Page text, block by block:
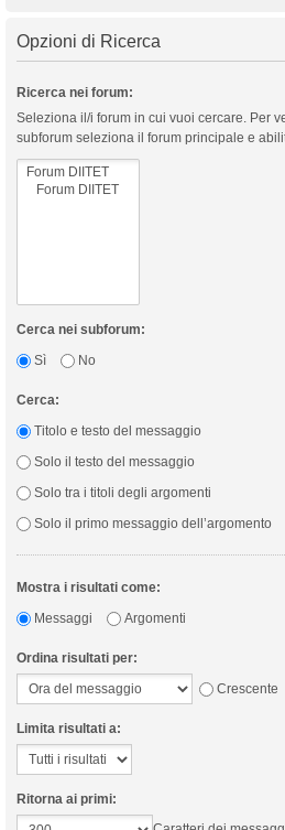
Opzioni di Ricerca
Ricerca nei forum:
Seleziona il/i forum in cui vuoi cercare. Per
subforum seleziona il forum principale e
Cerca nei subforum:
Sì
No
Cerca:
Titolo e testo del messaggio
Solo il testo del messaggio
Solo tra i titoli degli argomenti
Solo il primo messaggio dell’argomento
Mostra i risultati come:
Messaggi
Argomenti
Ordina risultati per:
Crescente
Limita risultati a:
Ritorna ai primi: